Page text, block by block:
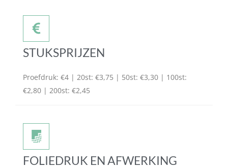
STUKSPRIJZEN
Proefdruk: €4 | 20st: €3,75 | 50st: €3,30 | 100st:
€2,80 | 200st: €2,45
FOLIEDRUK EN AFWERKING